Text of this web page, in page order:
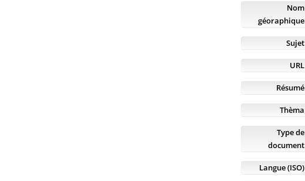
Nom
géoraphique
Sujet
URL
Résumé
Thèma
Type de
document
Langue (ISO)